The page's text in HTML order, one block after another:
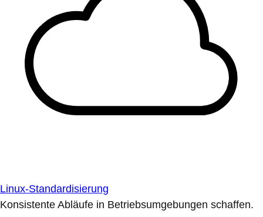
Linux-Standardisierung
Konsistente Abläufe in Betriebsumgebungen schaffen.